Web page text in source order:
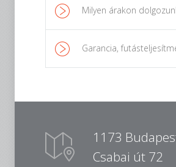
Milyen árakon
Garancia,
1173
Csabai út 72